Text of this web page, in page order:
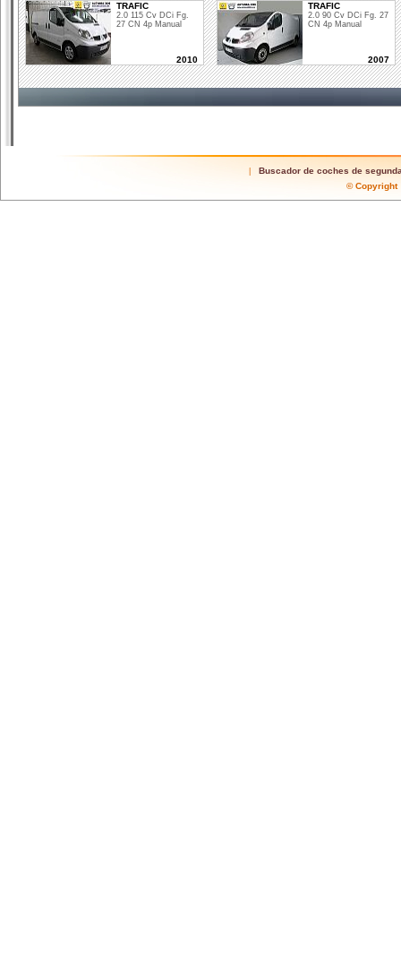
TRAFIC
2.0 115 Cv DCi Fg.
27 CN 4p Manual
2010
TRAFIC
2.0 90 Cv DCi Fg. 27
CN 4p Manual
2007
Buscador de coches de
©